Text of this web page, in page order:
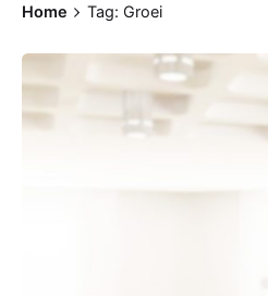
Home Tag: Groei